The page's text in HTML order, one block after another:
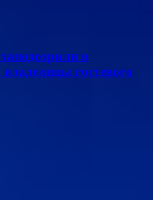
в
гостевого